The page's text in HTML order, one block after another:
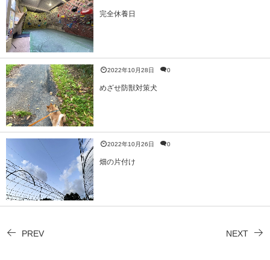
完全休養日
2022年10月28日 0
めざせ防獣対策犬
2022年10月26日 0
畑の片付け
PREV NEXT